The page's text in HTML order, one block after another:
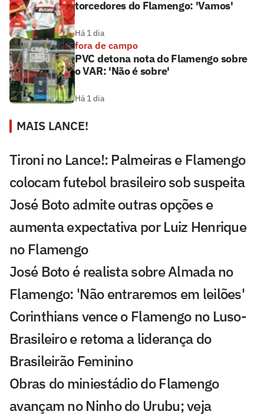
torcedores do Flamengo: 'Vamos'
Há 1 dia
fora de campo
PVC detona nota do Flamengo sobre
o VAR: 'Não é sobre'
Há 1 dia
MAIS LANCE!
Tironi no Lance!: Palmeiras e Flamengo
colocam futebol brasileiro sob suspeita
José Boto admite outras opções e
aumenta expectativa por Luiz Henrique
no Flamengo
José Boto é realista sobre Almada no
Flamengo: 'Não entraremos em leilões'
Corinthians vence o Flamengo no Luso-
Brasileiro e retoma a liderança do
Brasileirão Feminino
Obras do miniestádio do Flamengo
avançam no Ninho do Urubu; veja